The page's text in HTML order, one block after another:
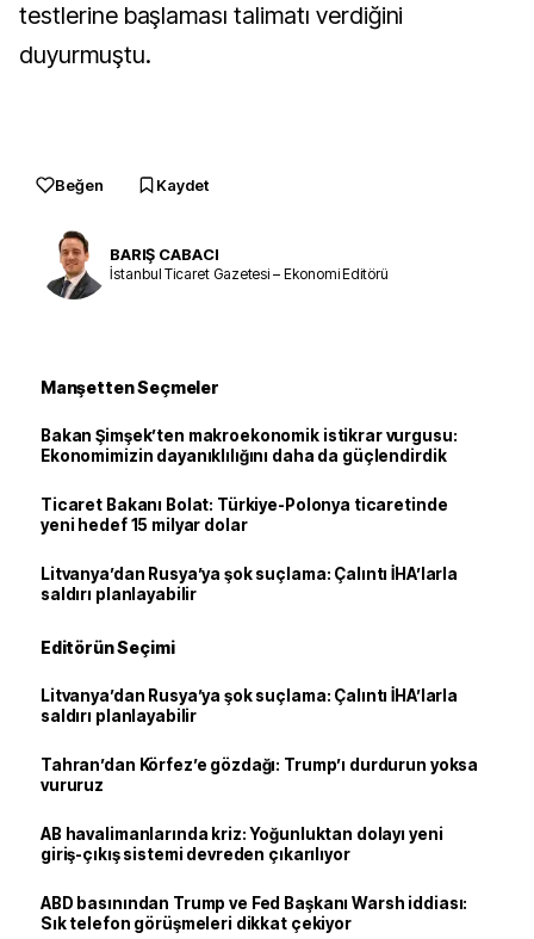
testlerine başlaması talimatı verdiğini
duyurmuştu.
Beğen Kaydet
BARIŞ CABACI
İstanbul Ticaret Gazetesi – Ekonomi Editörü
Manşetten Seçmeler
Bakan Şimşek’ten makroekonomik istikrar vurgusu:
Ekonomimizin dayanıklılığını daha da güçlendirdik
Ticaret Bakanı Bolat: Türkiye-Polonya ticaretinde
yeni hedef 15 milyar dolar
Litvanya’dan Rusya’ya şok suçlama: Çalıntı İHA’larla
saldırı planlayabilir
Editörün Seçimi
Litvanya’dan Rusya’ya şok suçlama: Çalıntı İHA’larla
saldırı planlayabilir
Tahran’dan Körfez’e gözdağı: Trump’ı durdurun yoksa
vururuz
AB havalimanlarında kriz: Yoğunluktan dolayı yeni
giriş-çıkış sistemi devreden çıkarılıyor
ABD basınından Trump ve Fed Başkanı Warsh iddiası:
Sık telefon görüşmeleri dikkat çekiyor